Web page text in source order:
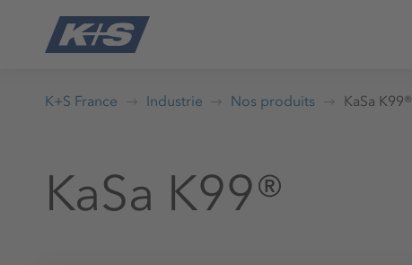
K+S France Industrie Nos produits KaSa K99®
KaSa K99®